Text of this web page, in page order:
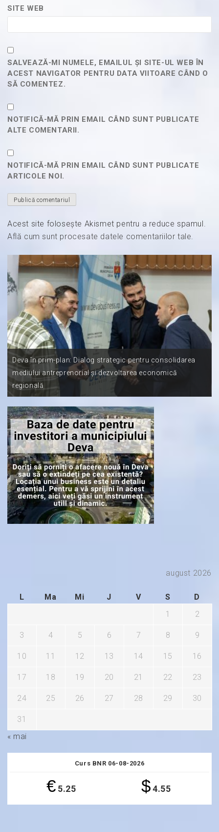
SITE WEB
SALVEAZĂ-MI NUMELE, EMAILUL ȘI SITE-UL WEB ÎN
ACEST NAVIGATOR PENTRU DATA VIITOARE CÂND O
SĂ COMENTEZ.
NOTIFICĂ-MĂ PRIN EMAIL CÂND SUNT PUBLICATE
ALTE COMENTARII.
NOTIFICĂ-MĂ PRIN EMAIL CÂND SUNT PUBLICATE
ARTICOLE NOI.
Acest site folosește Akismet pentru a reduce spamul.
Află cum sunt procesate datele comentariilor tale.
Deva în prim-plan: Dialog strategic pentru consolidarea
mediului antreprenorial și dezvoltarea economică
regională
august 2026
L Ma Mi J V S
D
1
2
3 4 5 6 7 8 9
10 11 12 13 14 15 16
17 18 19 20 21 22 23
24 25 26 27 28 29 30
31
« mai
Curs BNR 06-08-2026
€ 5.25 $4.55